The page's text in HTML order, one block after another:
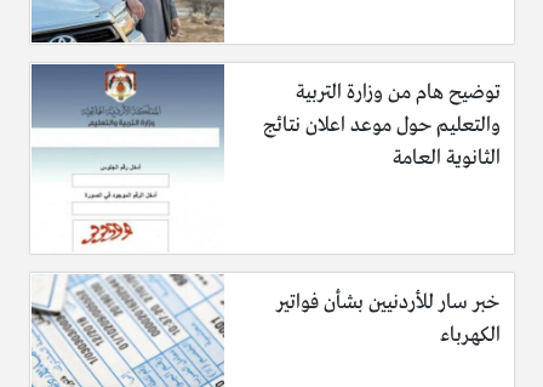
توضيح هام من وزارة التربية
والتعليم حول موعد اعلان نتائج
الثانوية العامة
خبر سار للأردنيين بشأن فواتير
الكهرباء